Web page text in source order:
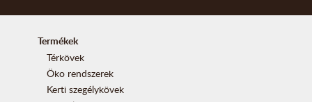
Termékek
Térkövek
Öko rendszerek
Kerti szegélykövek